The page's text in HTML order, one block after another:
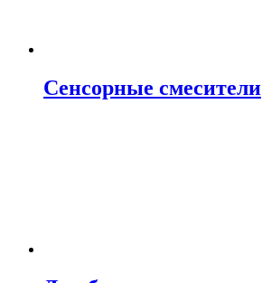
Сенсорные смесители